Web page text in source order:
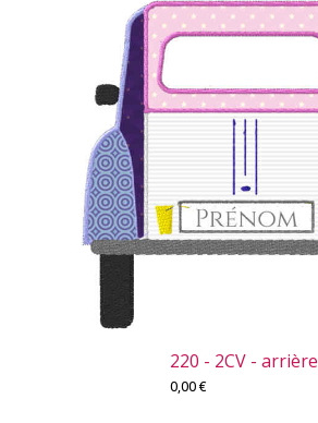
220 - 2CV - arrière
0,00€